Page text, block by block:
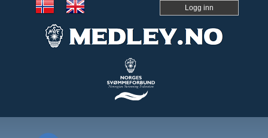
Logg inn